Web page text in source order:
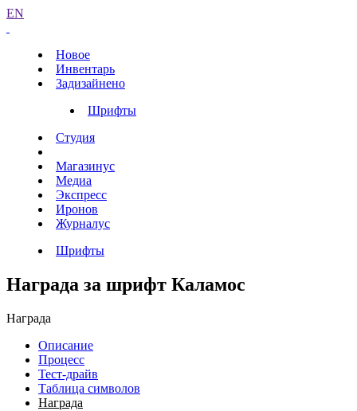
EN
Новое
Инвентарь
Задизайнено
Шрифты
Студия
Магазинус
Медиа
Экспресс
Иронов
Журналус
Шрифты
Награда за шрифт Каламос
Награда
Описание
Процесс
Тест-драйв
Таблица символов
Награда